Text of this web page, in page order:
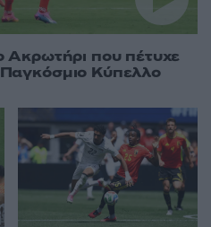
Ακρωτήρι που πέτυχε
Κύπελλο